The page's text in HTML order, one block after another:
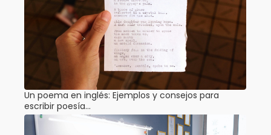
Un poema en inglés: Ejemplos y consejos para
escribir poesía…